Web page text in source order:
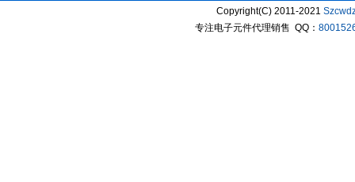
Copyright(C) 2011-2021
专注电子元件代理销售 QQ：